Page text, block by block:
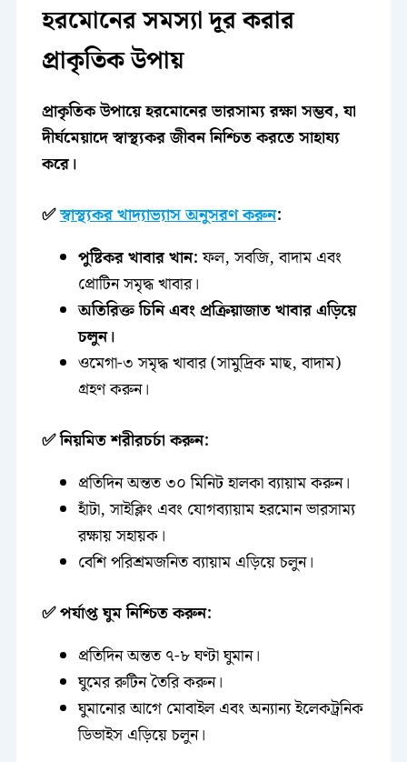
হরমোনের সমস্যা দূর করার
প্রাকৃতিক উপায়
প্রাকৃতিক উপায়ে হরমোনের ভারসাম্য রক্ষা সম্ভব, যা
দীর্ঘমেয়াদে স্বাস্থ্যকর জীবন নিশ্চিত করতে সাহায্য
করে।
✅স্বাস্থ্যকর খাদ্যাভ্যাস অনুসরণ করুন:
পুষ্টিকর খাবার খান:ফল, সবজি, বাদাম এবং
প্রোটিন সমৃদ্ধ খাবার।
অতিরিক্ত চিনি এবং প্রক্রিয়াজাত খাবার এড়িয়ে
চলুন।
ওমেগা-৩ সমৃদ্ধ খাবার (সামুদ্রিক মাছ, বাদাম)
গ্রহণ করুন।
✅ নিয়মিত শরীরচর্চা করুন:
প্রতিদিন অন্তত ৩০ মিনিট হালকা ব্যায়াম করুন।
হাঁটা, সাইক্লিং এবং যোগব্যায়াম হরমোন ভারসাম্য
রক্ষায় সহায়ক।
বেশি পরিশ্রমজনিত ব্যায়াম এড়িয়ে চলুন।
✅ পর্যাপ্ত ঘুম নিশ্চিত করুন:
প্রতিদিন অন্তত ৭-৮ ঘণ্টা ঘুমান।
ঘুমের রুটিন তৈরি করুন।
ঘুমানোর আগে মোবাইল এবং অন্যান্য ইলেকট্রনিক
ডিভাইস এড়িয়ে চলুন।